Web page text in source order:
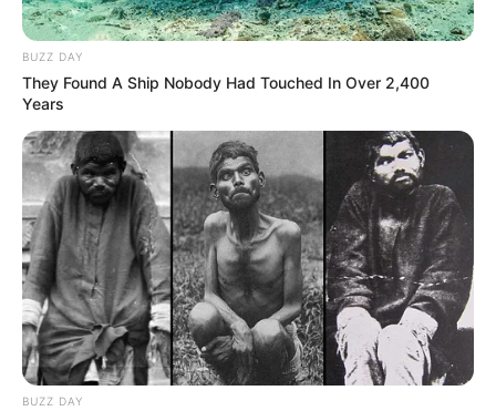
BUZZ DAY
They Found A Ship Nobody Had Touched In Over 2,400
Years
BUZZ DAY